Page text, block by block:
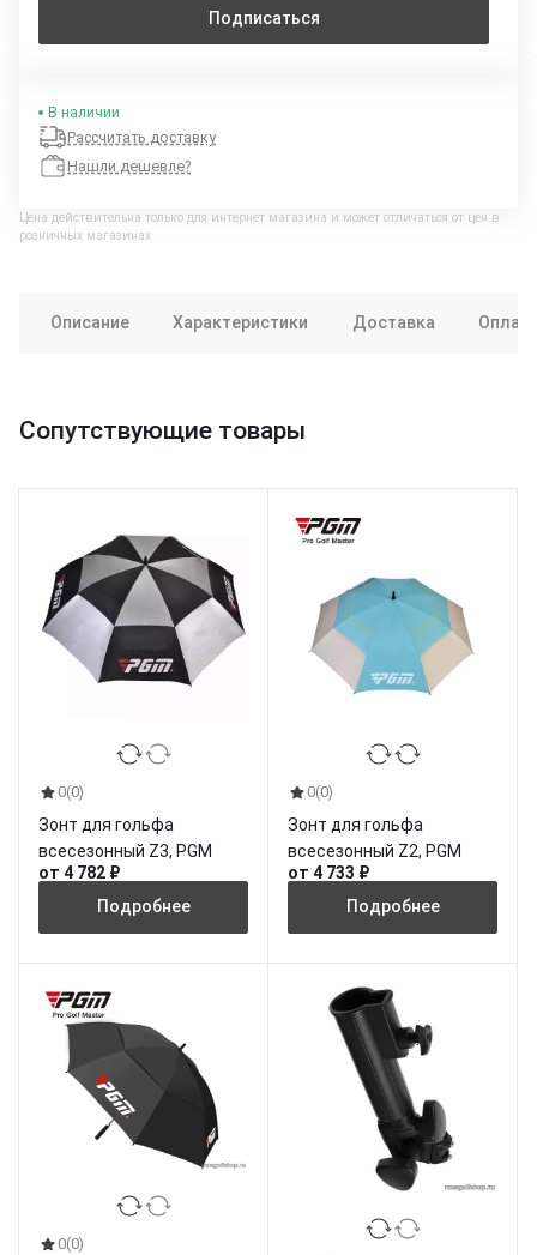
Подписаться
В наличии
Рассчитать доставку
Нашли дешевле?
Цена действительна только для интернет магазина и может отличаться от цен в
розничных магазинах
Описание Характеристики Доставка
Сопутствующие товары
0(0)
Зонт для гольфа
всесезонный Z3, PGM
от 4 782 ₽
Подробнее
0(0)
Зонт для гольфа
всесезонный Z2, PGM
от 4 733 ₽
Подробнее
0(0)